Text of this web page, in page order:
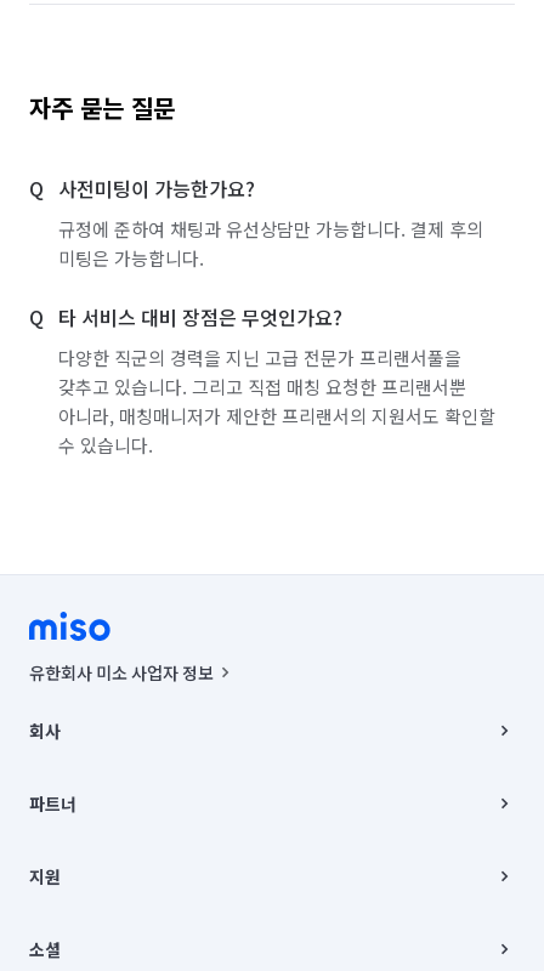
자주 묻는 질문
사전미팅이 가능한가요?
규정에 준하여 채팅과 유선상담만 가능합니다. 결제 후의
미팅은 가능합니다.
타 서비스 대비 장점은 무엇인가요?
다양한 직군의 경력을 지닌 고급 전문가 프리랜서풀을
갖추고 있습니다. 그리고 직접 매칭 요청한 프리랜서뿐
아니라, 매칭매니저가 제안한 프리랜서의 지원서도 확인할
수 있습니다.
유한회사 미소 사업자 정보
00019 |
주소 | 본사: 서울특별시 종로구 율곡로 6(중학동, 트윈트리빌딩) B동 5층
컨택센터 : 서울특별시 종로구 수송동 율곡로 24, 7층, 8층 미소
상품, 상품정보, 거래에 관한 의무와 책임은 거래당사자에게 있습니다.
언론 보도 관련 문의:
© 유한회사 미소. Miso, Inc. All Rights Reserved.
회사
채용
파트너
이사
지원
이용약관
소셜